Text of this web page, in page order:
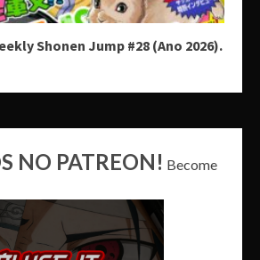
Shonen Jump #28 (Ano 2026).
NO PATREON! Become